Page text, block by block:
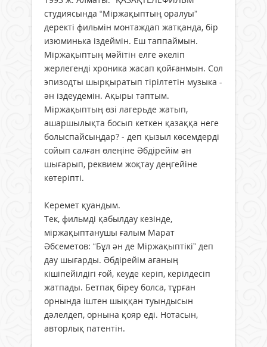
студиясында “Міржақыптың оралуы”
деректі фильмін монтаждап жатқанда, бір
изюминька іздеймін. Еш таппаймын.
Міржақыптың мәйітін елге әкеліп
жерлегенді хроника жасап қойғанмын. Сол
эпизодты шырқыратып тірілтетін музыка -
ән іздеудемін. Ақыры таптым.
Міржақыптың өзі лагерьде жатып,
ашаршылықта босып кеткен қазаққа неге
болыспайсыңдар? - деп қызыл көсемдерді
сойып салған өлеңіне Әбдірейім ән
шығарып, реквием жоқтау деңгейіне
көтеріпті.
Керемет қуандым.
Тек, фильмді қабылдау кезінде,
міржақыптанушы ғалым Марат
Әбсеметов: “Бұл ән де Міржақыптікі” деп
дау шығарды. Әбдірейім ағаның
кішіпейілдігі ғой, кеуде керіп, керілдесіп
жатпады. Бетпақ біреу болса, тұрған
орнында іштен шыққан туындысын
дәлелдеп, орнына қояр еді. Нотасын,
авторлық патентін.